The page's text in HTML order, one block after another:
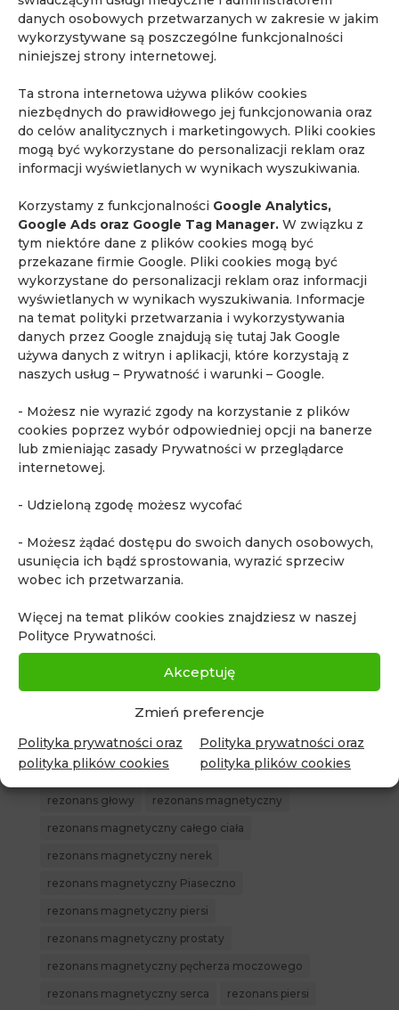
danych osobowych przetwarzanych w zakresie w jakim
wykorzystywane są poszczególne funkcjonalności
niniejszej strony internetowej.
Ta strona internetowa używa plików cookies
niezbędnych do prawidłowego jej funkcjonowania oraz
do celów analitycznych i marketingowych. Pliki cookies
mogą być wykorzystane do personalizacji reklam oraz
informacji wyświetlanych w wynikach wyszukiwania.
Korzystamy z funkcjonalności Google Analytics,
Google Ads oraz Google Tag Manager. W związku z
tym niektóre dane z plików cookies mogą być
przekazane firmie Google. Pliki cookies mogą być
wykorzystane do personalizacji reklam oraz informacji
wyświetlanych w wynikach wyszukiwania. Informacje
na temat polityki przetwarzania i wykorzystywania
danych przez Google znajdują się tutaj Jak Google
używa danych z witryn i aplikacji, które korzystają z
naszych usług – Prywatność i warunki – Google.
- Możesz nie wyrazić zgody na korzystanie z plików
cookies poprzez wybór odpowiedniej opcji na banerze
lub zmieniając zasady Prywatności w przeglądarce
internetowej.
- Udzieloną zgodę możesz wycofać
- Możesz żądać dostępu do swoich danych osobowych,
usunięcia ich bądź sprostowania, wyrazić sprzeciw
wobec ich przetwarzania.
Więcej na temat plików cookies znajdziesz w naszej
Polityce Prywatności.
Akceptuję
Zmień preferencje
Polityka prywatności oraz
polityka plików cookies
Polityka prywatności oraz
polityka plików cookies
Najnowsze artykuły
lek. med. Piotr Korzeń
71. edycja kursu „Podstawy rezonansu
magnetycznego i mpMRI gruczołu krokowego
69. edycja kursu „Podstawy rezonansu
magnetycznego i mpMRI gruczołu krokowego
dla klinicystów”
68. edycja kursu „Podstawy rezonansu
magnetycznego i mpMRI gruczołu krokowego
dla klinicystów”
67. edycja kursu „Podstawy rezonansu
magnetycznego i mpMRI gruczołu krokowego
Tagi
Akademia Quadia
fakty i mity o MR ginekologia
kontrast w rezonansie
MR prostaty MR serca
najczęstsze pytania o rezonans magnetyczny
powikłania po covid-19 profilaktyka
rak nerki rak piersi rak prostaty
rak pęcherza moczowego rezonans dzieci
rezonans głowy rezonans magnetyczny
rezonans magnetyczny całego ciała
rezonans magnetyczny nerek
rezonans magnetyczny Piaseczno
rezonans magnetyczny piersi
rezonans magnetyczny prostaty
rezonans magnetyczny pęcherza moczowego
rezonans magnetyczny serca rezonans piersi